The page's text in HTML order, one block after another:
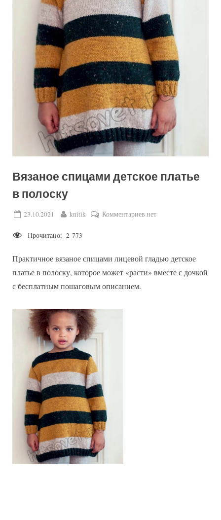
Вязаное спицами детское платье
в полоску
Posted
23.10.2021 By
knitik Комментариевк
детское
платье
нет
Прочитано: 2 773
Практичное вязаное спицами лицевой гладью детское
платье в полоску, которое может «расти» вместе с дочкой
с бесплатным пошаговым описанием.